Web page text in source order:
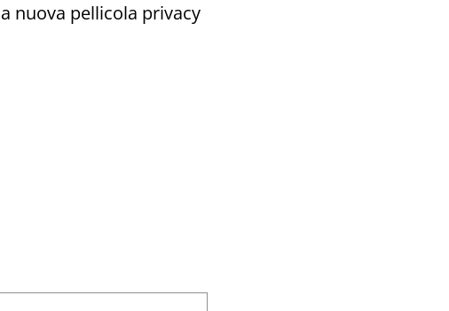
nuova pellicola privacy